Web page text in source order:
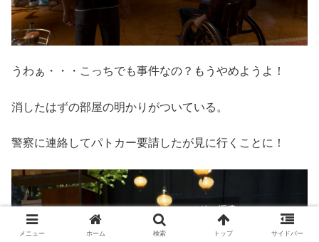
うわぁ・・・こっちでも事件なの？もうやめようよ！
消したはずの部屋の明かりがついている。
警察に連絡してパトカー要請したが見に行くことに！
メニュー ホーム 検索 トップ サイドバー